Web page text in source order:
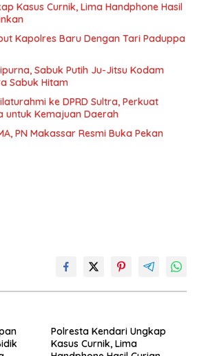
Kasus Curnik, Lima Handphone Hasil
Kapolres Baru Dengan Tari Paduppa
Sabuk Putih Ju-Jitsu Kodam
Sabuk Hitam
ke DPRD Sultra, Perkuat
untuk Kemajuan Daerah
PN Makassar Resmi Buka Pekan
Polresta Kendari Ungkap
Kasus Curnik, Lima